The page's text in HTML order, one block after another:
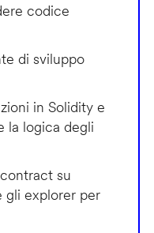
codice
di sviluppo
in Solidity e
la logica degli
su
gli explorer per